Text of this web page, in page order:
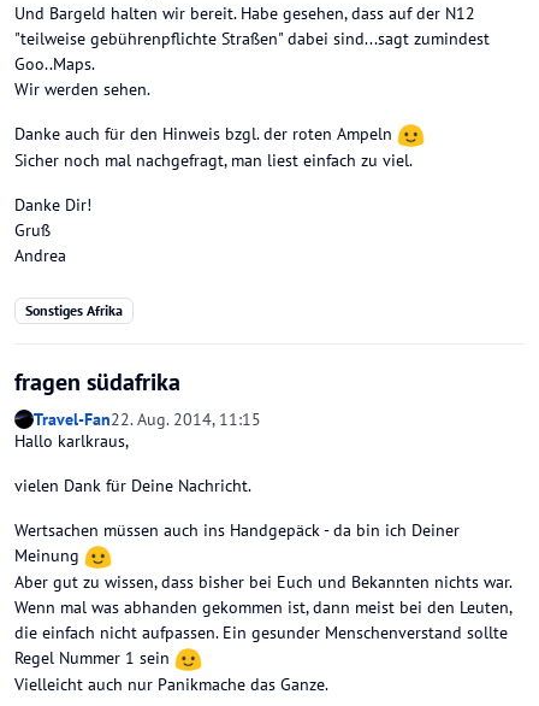
Und Bargeld halten wir bereit. Habe gesehen, dass auf der N12
"teilweise gebührenpflichte Straßen" dabei sind...sagt zumindest
Goo..Maps.
Wir werden sehen.
Danke auch für den Hinweis bzgl. der roten Ampeln
Sicher noch mal nachgefragt, man liest einfach zu viel.
Danke Dir!
Gruß
Andrea
Sonstiges Afrika
fragen südafrika
Travel-Fan22. Aug. 2014, 11:15
Hallo karlkraus,
vielen Dank für Deine Nachricht.
Wertsachen müssen auch ins Handgepäck - da bin ich Deiner
Meinung
Aber gut zu wissen, dass bisher bei Euch und Bekannten nichts war.
Wenn mal was abhanden gekommen ist, dann meist bei den Leuten,
die einfach nicht aufpassen. Ein gesunder Menschenverstand sollte
Regel Nummer 1 sein
Vielleicht auch nur Panikmache das Ganze.